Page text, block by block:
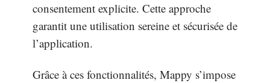
consentement explicite. Cette approche
garantit une utilisation sereine et sécurisée de
l’application.
Grâce à ces fonctionnalités, Mappy s’impose